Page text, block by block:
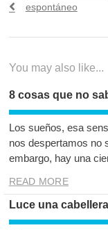
de
entradas
post:
espontáneo
You may also like...
8 cosas que no
Los sueños, esa
nos despertamos no
embargo, hay una
READ MORE
Luce una